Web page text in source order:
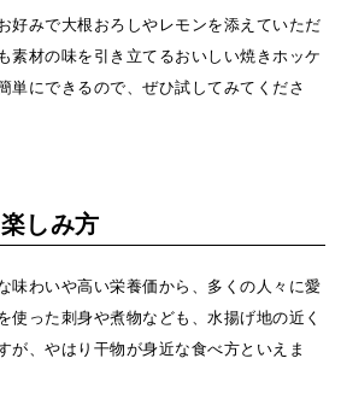
好みで大根おろしやレモンを添えていただ
素材の味を引き立てるおいしい焼きホッケ
単にできるので、ぜひ試してみてくださ
しみ方
味わいや高い栄養価から、多くの人々に愛
使った刺身や煮物なども、水揚げ地の近く
が、やはり干物が身近な食べ方といえま